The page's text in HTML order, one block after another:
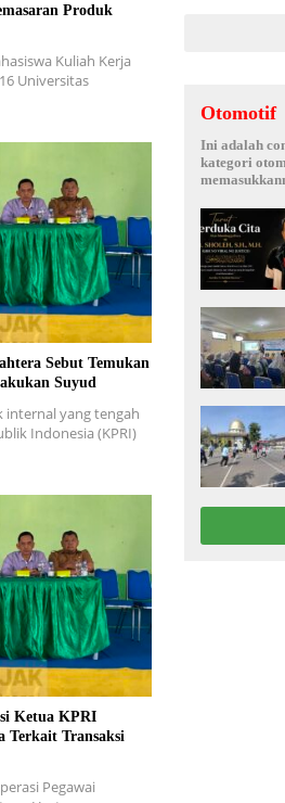
Produk
Kuliah Kerja
Universitas
Sebut Temukan
Suyud
internal yang tengah
Indonesia (KPRI)
Ketua KPRI
Terkait Transaksi
Pegawai
Otomotif
Ini adalah
kategori